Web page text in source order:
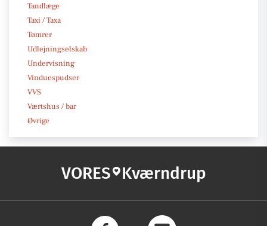
Tandlæge
Taxi / Taxa
Tømrer
Udlejningselskab
Undervisning
Vinduespudser
VVS
Værtshus / bar
Øvrige
VORES Kværndrup